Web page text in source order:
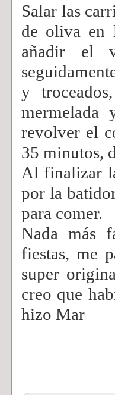
Salar las
de oliva en
añadir el
y
revolver el
35 minutos,
Al finalizar
por la
para comer.
Nada más
fiestas, me
super
creo que
hizo Mar